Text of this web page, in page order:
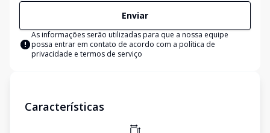
Enviar
As informações serão utilizadas para que a nossa equipe
possa entrar em contato de acordo com a política de
privacidade e termos de serviço
Características